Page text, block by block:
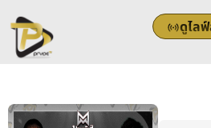
to
content
ดูไล